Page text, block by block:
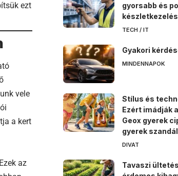
ezt
vele
a kert
az
gyorsabb és
TECH / IT
Gyakori
MINDENNAPOK
Stílus és
Ezért imádják
Geox gyerek
gyerek
DIVAT
Tavaszi